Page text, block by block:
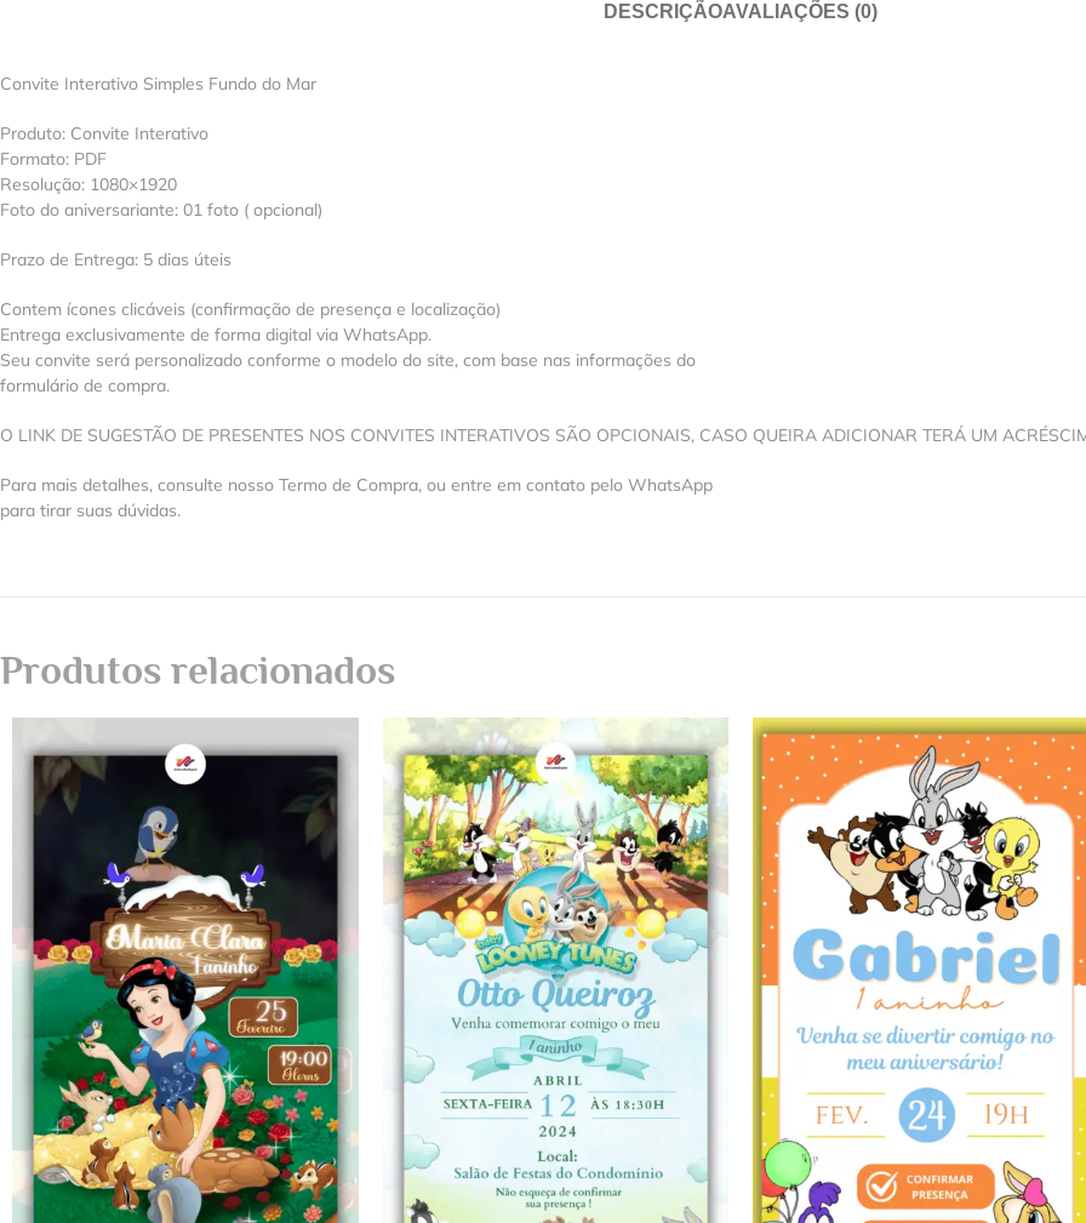
DESCRIÇÃOAVALIAÇÕES (0)
Convite Interativo Simples Fundo do Mar
Produto: Convite Interativo
Formato: PDF
Resolução: 1080×1920
Foto do aniversariante: 01 foto ( opcional)
Prazo de Entrega: 5 dias úteis
Contem ícones clicáveis (confirmação de presença e localização)
Entrega exclusivamente de forma digital via WhatsApp.
Seu convite será personalizado conforme o modelo do site, com base nas informações do
formulário de compra.
O LINK DE SUGESTÃO DE PRESENTES NOS CONVITES INTERATIVOS SÃO OPCIONAIS, CASO QUEIRA ADICIONAR TERÁ UM
Para mais detalhes, consulte nosso Termo de Compra, ou entre em contato pelo WhatsApp
para tirar suas dúvidas.
Produtos relacionados